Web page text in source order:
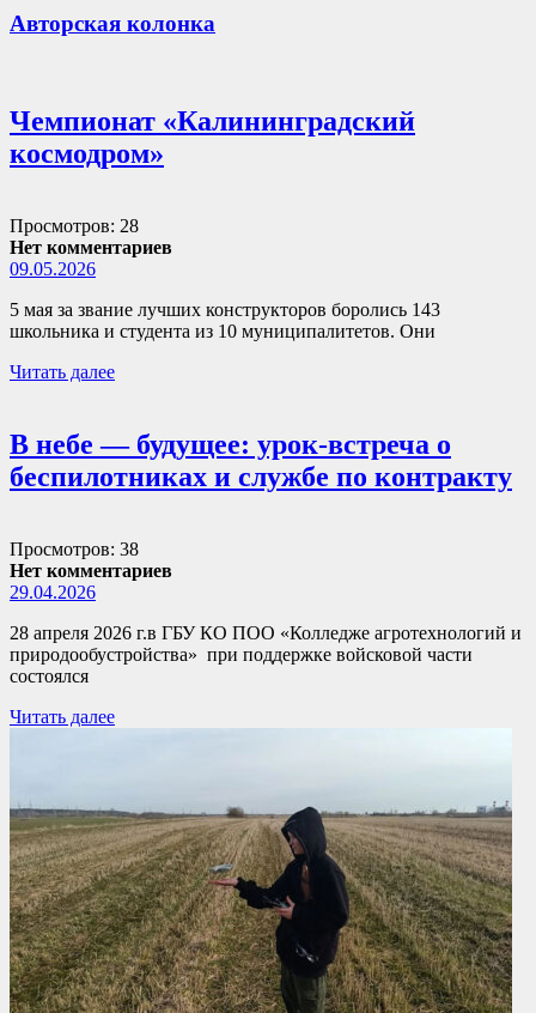
Авторская колонка
Чемпионат «Калининградский
космодром»
Просмотров: 28
Нет комментариев
09.05.2026
5 мая за звание лучших конструкторов боролись 143
школьника и студента из 10 муниципалитетов. Они
Читать далее
В небе — будущее: урок-встреча о
беспилотниках и службе по контракту
Просмотров: 38
Нет комментариев
29.04.2026
28 апреля 2026 г.в ГБУ КО ПОО «Колледже агротехнологий и
природообустройства» при поддержке войсковой части
состоялся
Читать далее